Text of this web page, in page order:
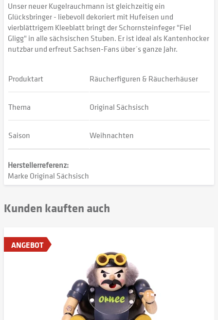
Unser neuer Kugelrauchmann ist gleichzeitig ein
Glücksbringer - liebevoll dekoriert mit Hufeisen und
vierblättrigem Kleeblatt bringt der Schornsteinfeger "Fiel
Gligg" in alle sächsischen Stuben. Er ist ideal als Kantenhocker
nutzbar und erfreut Sachsen-Fans über´s ganze Jahr.
Produktart Räucherfiguren & Räucherhäuser
Thema Original Sächsisch
Saison Weihnachten
Herstellerreferenz:
Marke Original Sächsisch
Kunden kauften auch
ANGEBOT